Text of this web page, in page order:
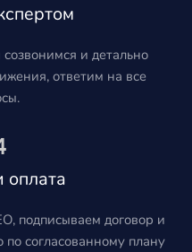
и детально
ответим на все
оплата
подписываем договор и
по согласованному плану